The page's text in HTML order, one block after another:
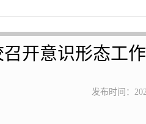
召开意识形态工
发布时间：